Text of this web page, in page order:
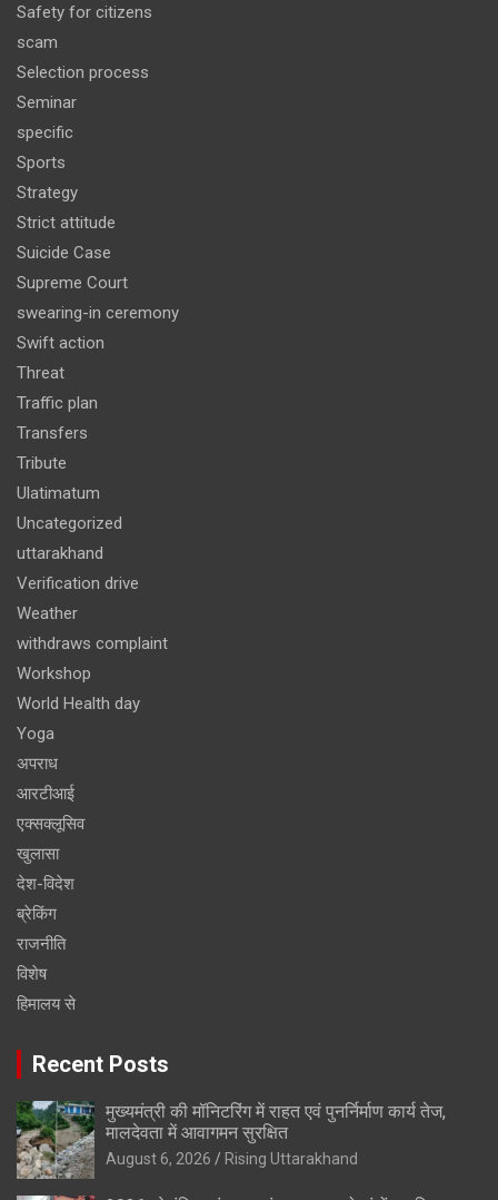
Safety for citizens
scam
Selection process
Seminar
specific
Sports
Strategy
Strict attitude
Suicide Case
Supreme Court
swearing-in ceremony
Swift action
Threat
Traffic plan
Transfers
Tribute
Ulatimatum
Uncategorized
uttarakhand
Verification drive
Weather
withdraws complaint
Workshop
World Health day
Yoga
अपराध
आरटीआई
एक्सक्लूसिव
खुलासा
देश-विदेश
ब्रेकिंग
राजनीति
विशेष
हिमालय से
Recent Posts
मुख्यमंत्री की मॉनिटरिंग में राहत एवं पुनर्निर्माण कार्य तेज,
मालदेवता में आवागमन सुरक्षित
August 6, 2026 Rising Uttarakhand